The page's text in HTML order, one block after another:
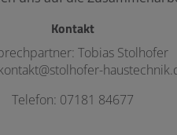
Kontakt
Tobias Stolhofer
Telefon: 07181 84677